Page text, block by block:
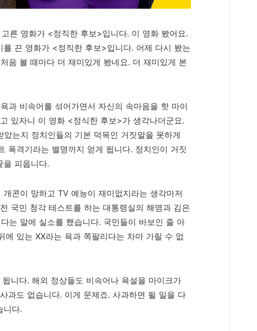
른 영화가 <정직한 후보>입니다. 이 영화 봤어요.
끈 영화가 <정직한 후보>입니다. 어제 다시 봤는
음 볼 때마다 더 재미있게 봤네요. 더 재미있게 본
과 비속어를 섞어가면서 자신의 속마음을 핫 마이
있자니 이 영화 <정식한 후보>가 생각나더군요.
는지 정치인들의 기본 덕목인 거짓말을 못하게
폭격기라는 별명까지 얻게 됩니다. 정치인이 거짓
을 피웁니다.
콘이 망하고 TV 예능이 재미없지라는 생각마저
국민 청각 테스트를 하는 대통령실의 해명과 김은
는 말에 실소를 했습니다. 국민들이 바보인 줄 아
있는 XX라는 욕과 쪽팔리다는 차마 가릴 수 없
니다. 해외 정상들도 비속어나 욕설을 마이크가
과도 없습니다. 이게 문제죠. 사과하면 될 일을 다
니다.